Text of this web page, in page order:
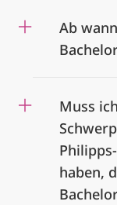
Ab
Muss
haben,